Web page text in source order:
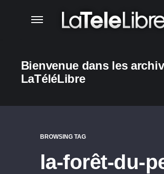
Bienvenue dans les
LaTéléLibre
BROWSING TAG
la-forêt-du-